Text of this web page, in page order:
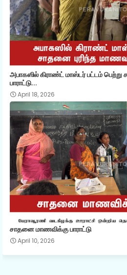
அபாகஸில் கிராண்ட் மாஸ்டர் பட்டம் பெற்று
பாராட்டு...
April 18, 2026
சாதனை மாணவிக்கு பாராட்டு
April 10, 2026